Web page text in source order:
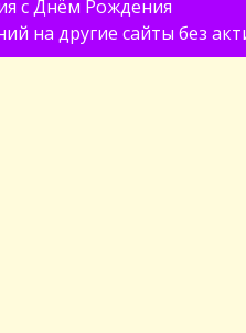
с Днём Рождения
на другие сайты без